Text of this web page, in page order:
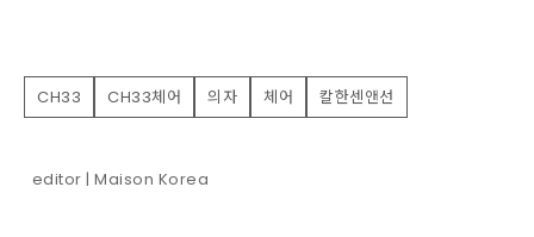
CH33 CH33체어 의자 체어 칼한센앤선
editor | Maison Korea